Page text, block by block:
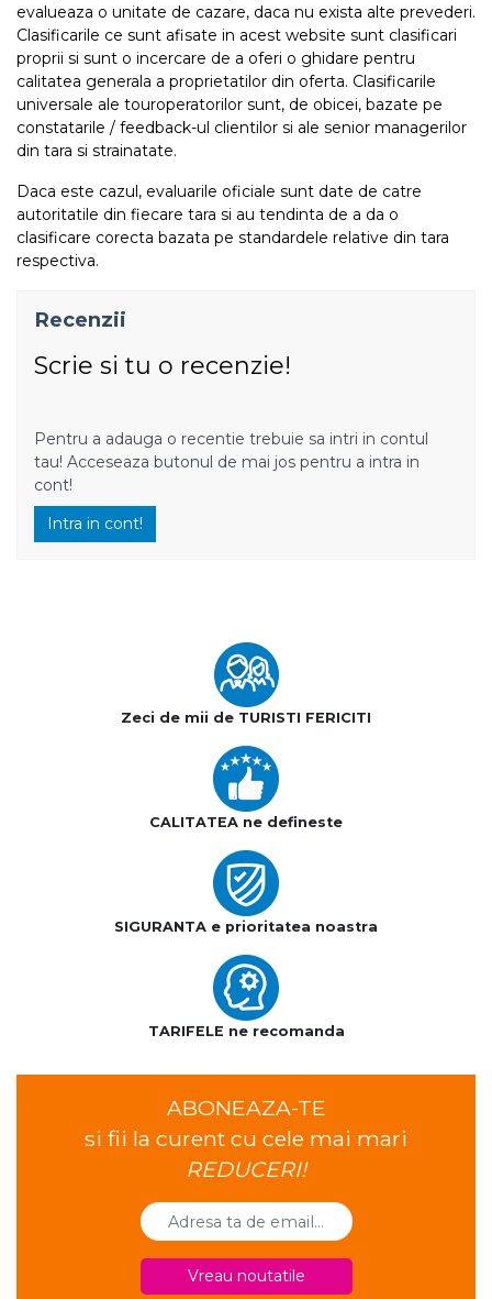
evalueaza o unitate de cazare, daca nu exista alte prevederi.
Clasificarile ce sunt afisate in acest website sunt clasificari
proprii si sunt o incercare de a oferi o ghidare pentru
calitatea generala a proprietatilor din oferta. Clasificarile
universale ale touroperatorilor sunt, de obicei, bazate pe
constatarile / feedback-ul clientilor si ale senior managerilor
din tara si strainatate.
Daca este cazul, evaluarile oficiale sunt date de catre
autoritatile din fiecare tara si au tendinta de a da o
clasificare corecta bazata pe standardele relative din tara
respectiva.
Recenzii
Scrie si tu o recenzie!
Pentru a adauga o recentie trebuie sa intri in contul
tau! Acceseaza butonul de mai jos pentru a intra in
cont!
Intra in cont!
Zeci de mii de TURISTI FERICITI
CALITATEA ne defineste
SIGURANTA e prioritatea noastra
TARIFELE ne recomanda
ABONEAZA-TE
si fii la curent cu cele mai mari
REDUCERI!
Vreau noutatile